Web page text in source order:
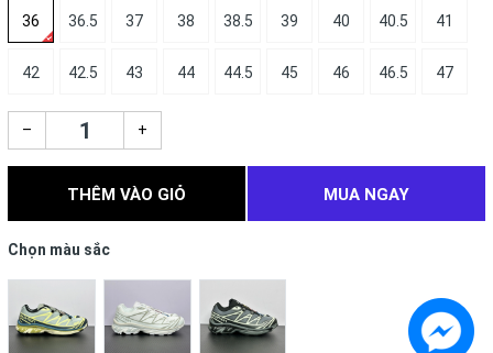
36 36.5 37 38 38.5 39 40 40.5 41
42 42.5 43 44 44.5 45 46 46.5 47
– +
THÊM VÀO GIỎ MUA NGAY
Chọn màu sắc